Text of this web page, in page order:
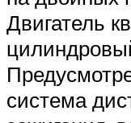
Двигатель
система